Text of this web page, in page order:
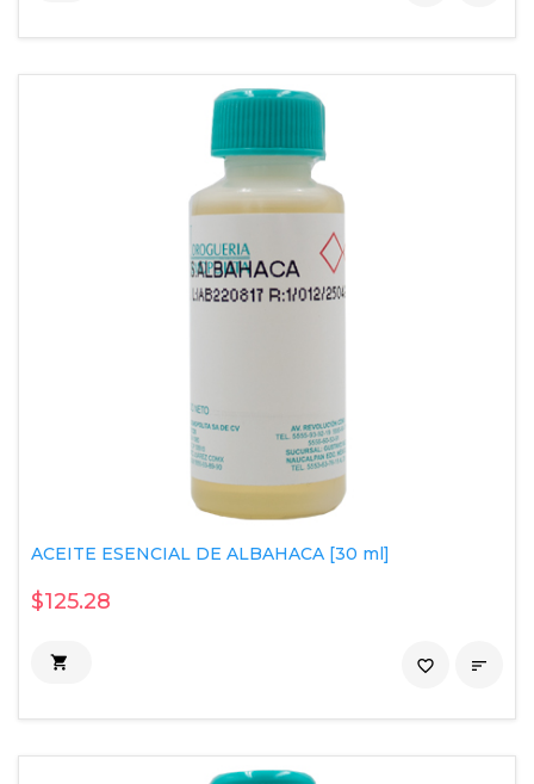
ACEITE ESENCIAL DE ALBAHACA [30 ml]
$125.28
 
favorite_border